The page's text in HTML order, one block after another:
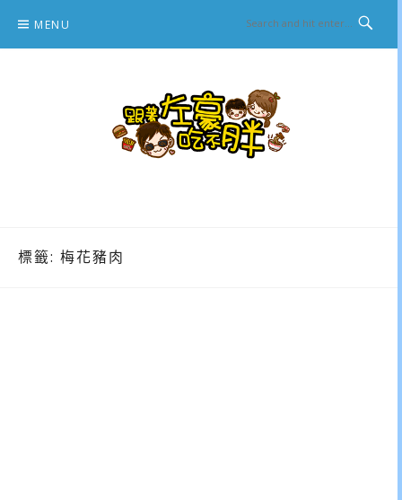
content
MENU
標籤: 梅花豬肉